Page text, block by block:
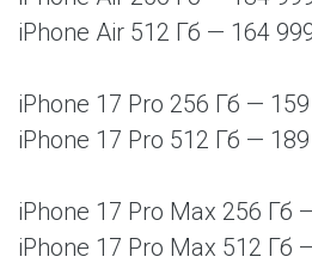
iPhone Air 512 Гб — 164
iPhone 17 Pro 256 Гб —
iPhone 17 Pro 512 Гб —
iPhone 17 Pro Max 256 Гб
iPhone 17 Pro Max 512 Гб